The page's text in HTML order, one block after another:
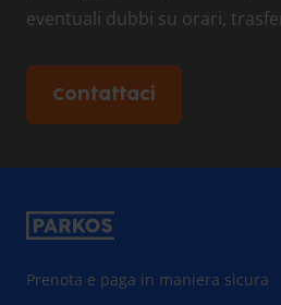
eventuali dubbi su orari,
Contattaci
Prenota e paga in maniera sicura